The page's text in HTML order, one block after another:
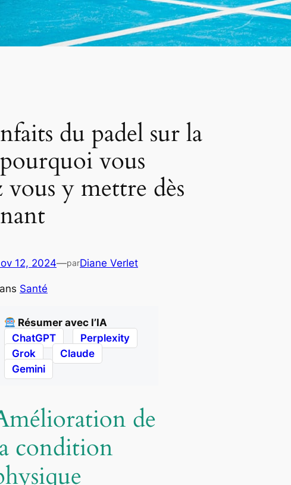
du padel sur la
vous
vous y mettre dès
12, 2024—parDiane Verlet
Santé
Résumer avec l’IA
ChatGPT
Perplexity
Grok
Claude
Gemini
de
condition